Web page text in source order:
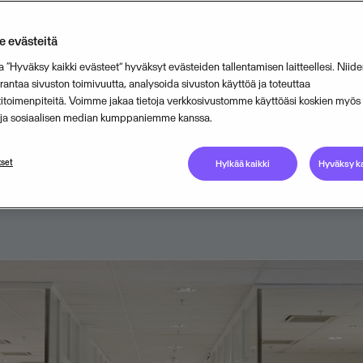
kuuluvan Visma PPG Oy:n
on myyty Rantalainen-
Rantalainen &amp;
Rantalaiselle siirtyy
evästeitä
“Hyväksy kaikki evästeet” hyväksyt evästeiden tallentamisen laitteellesi.
sivuston toimivuutta, analysoida sivuston käyttöä ja toteuttaa
Voimme jakaa tietoja verkkosivustomme käyttöäsi koskien myös
sosiaalisen median kumppaniemme kanssa.
Hylkää kaikki Hyväksy